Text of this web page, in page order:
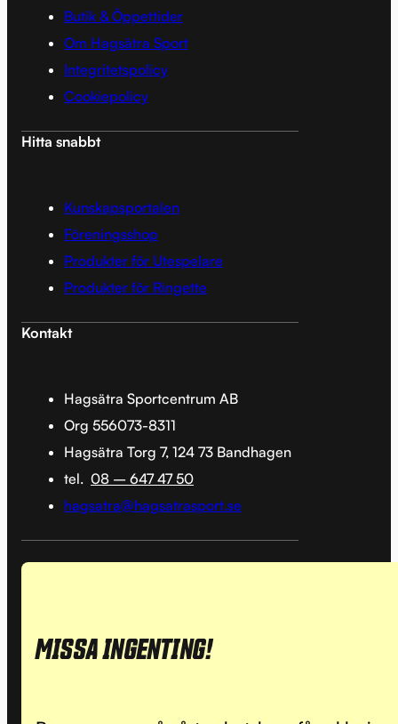
Butik & Öppettider
Om Hagsätra Sport
Integritetspolicy
Cookiepolicy
Hitta snabbt
Kunskapsportalen
Föreningsshop
Produkter för Utespelare
Produkter för Ringette
Kontakt
Hagsätra Sportcentrum AB
Org 556073-8311
Hagsätra Torg 7, 124 73 Bandhagen
tel. 08 – 647 47 50
hagsatra@hagsatrasport.se
MISSA INGENTING!